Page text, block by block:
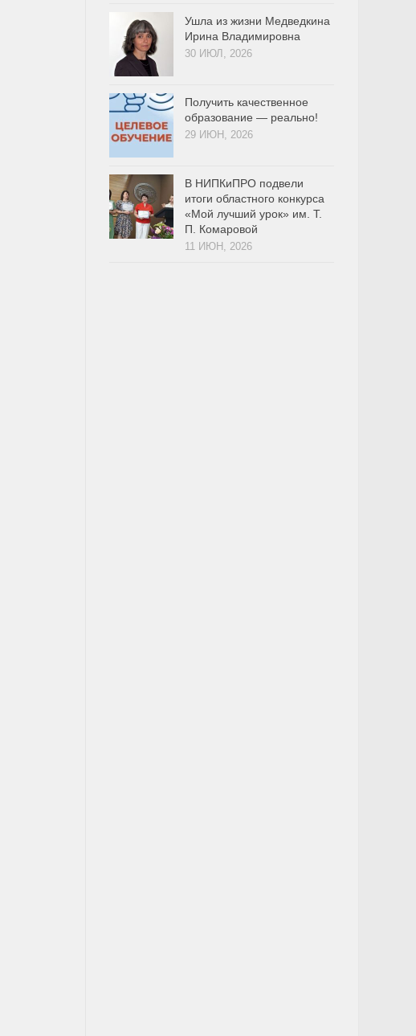
Ушла из жизни Медведкина
Ирина Владимировна
30 ИЮЛ, 2026
Получить качественное
образование — реально!
29 ИЮН, 2026
В НИПКиПРО подвели
итоги областного конкурса
«Мой лучший урок» им. Т.
П. Комаровой
11 ИЮН, 2026